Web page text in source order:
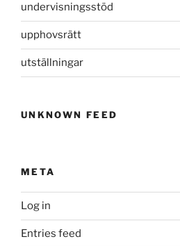
undervisningsstöd
upphovsrätt
utställningar
UNKNOWN FEED
META
Log in
Entries feed